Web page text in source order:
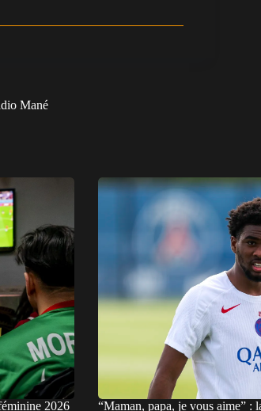
Mané
2026 “Maman, papa, je vous aime” :